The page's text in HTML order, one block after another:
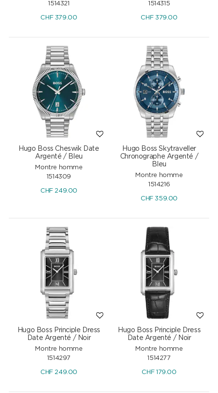
1514321
CHF 379.00
1514315
CHF 379.00
Hugo Boss Cheswik Date
Argenté / Bleu
Montre homme
1514309
CHF 249.00
Hugo Boss Skytraveller
Chronographe Argenté /
Bleu
Montre homme
1514216
CHF 359.00
Hugo Boss Principle Dress
Date Argenté / Noir
Montre homme
1514297
CHF249.00
Hugo Boss Principle Dress
Date Argenté / Noir
Montre homme
1514277
CHF179.00